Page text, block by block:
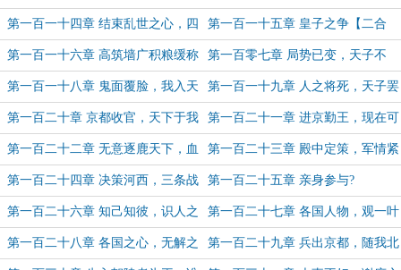
如你所愿！ 见父亲！
第一百一十四章 结束乱世之心，四
面楚歌！
第一百一十五章 皇子之争【二合
一！】
第一百一十六章 高筑墙广积粮缓称
王，十年大治！
第一百零七章 局势已变，天子不
拜！
第一百一十八章 鬼面覆脸，我入天
人之境（3.8k）
第一百一十九章 人之将死，天子罢
了!
第一百二十章 京都收官，天下于我
何加焉!
第一百二十一章 进京勤王，现在可
以谈谈了
第一百二十二章 无意逐鹿天下，血
债血偿!【二合一】
第一百二十三章 殿中定策，军情紧
急!
第一百二十四章 决策河西，三条战
线
第一百二十五章 亲身参与?
第一百二十六章 知己知彼，识人之
明!
第一百二十七章 各国人物，观一叶
落而知天下秋!
第一百二十八章 各国之心，无解之 第一百二十九章 兵出京都，随我北